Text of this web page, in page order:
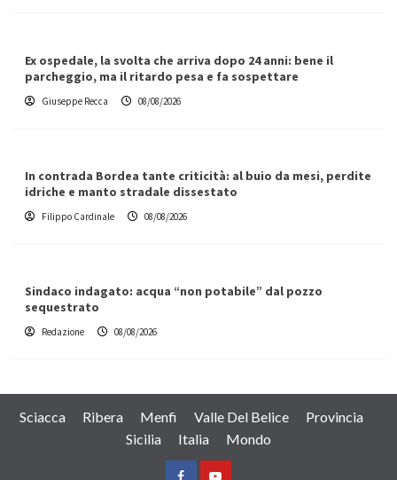
Ex ospedale, la svolta che arriva dopo 24 anni: bene il
parcheggio, ma il ritardo pesa e fa sospettare
Giuseppe Recca 08/08/2026
In contrada Bordea tante criticità: al buio da mesi, perdite
idriche e manto stradale dissestato
Filippo Cardinale 08/08/2026
Sindaco indagato: acqua “non potabile” dal pozzo
sequestrato
Redazione 08/08/2026
Sciacca Ribera Menfi Valle Del Belice
Provincia
Sicilia
Italia Mondo